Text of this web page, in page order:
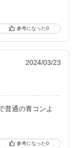
0
2024/03/23
普通の青コンよ
0